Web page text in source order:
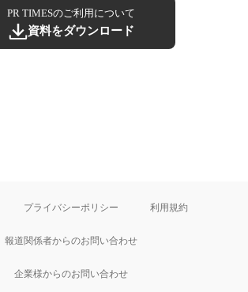
PR TIMESのご利用について
資料をダウンロード
プライバシーポリシー 利用規約
報道関係者からのお問い合わせ
企業様からのお問い合わせ